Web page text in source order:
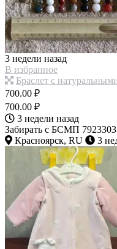
3 недели назад
В избранное
Браслет с
700.00 ₽
700.00 ₽
3 недели назад
Забирать с БСМП
Красноярск, RU
3